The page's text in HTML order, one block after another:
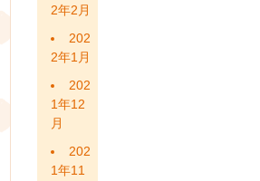
2年2月
202
2年1月
202
1年12
月
202
1年11